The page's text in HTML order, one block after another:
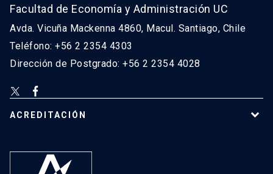
Facultad de Economía y Administración UC
Avda. Vicuña Mackenna 4860, Macul. Santiago, Chile
Teléfono: +56 2 2354 4303
Dirección de Postgrado: +56 2 2354 4028
ACREDITACIÓN